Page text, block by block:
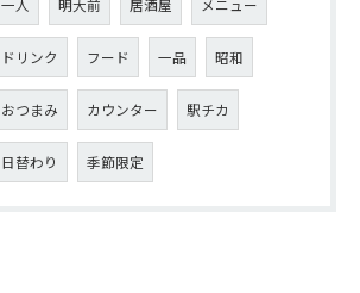
一人 明大前 居酒屋 メニュー
ドリンク フード 一品 昭和
おつまみ カウンター 駅チカ
日替わり 季節限定